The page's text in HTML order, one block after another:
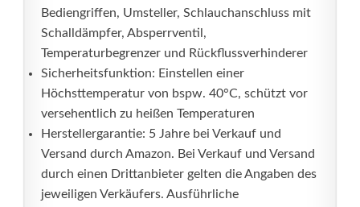
Bediengriffen, Umsteller, Schlauchanschluss mit
Schalldämpfer, Absperrventil,
Temperaturbegrenzer und Rückflussverhinderer
Sicherheitsfunktion: Einstellen einer
Höchsttemperatur von bspw. 40°C, schützt vor
versehentlich zu heißen Temperaturen
Herstellergarantie: 5 Jahre bei Verkauf und
Versand durch Amazon. Bei Verkauf und Versand
durch einen Drittanbieter gelten die Angaben des
jeweiligen Verkäufers. Ausführliche